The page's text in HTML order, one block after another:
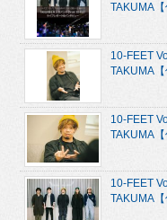
TAKUMA
10-FEET
TAKUMA
10-FEET
TAKUMA
10-FEET
TAKUMA